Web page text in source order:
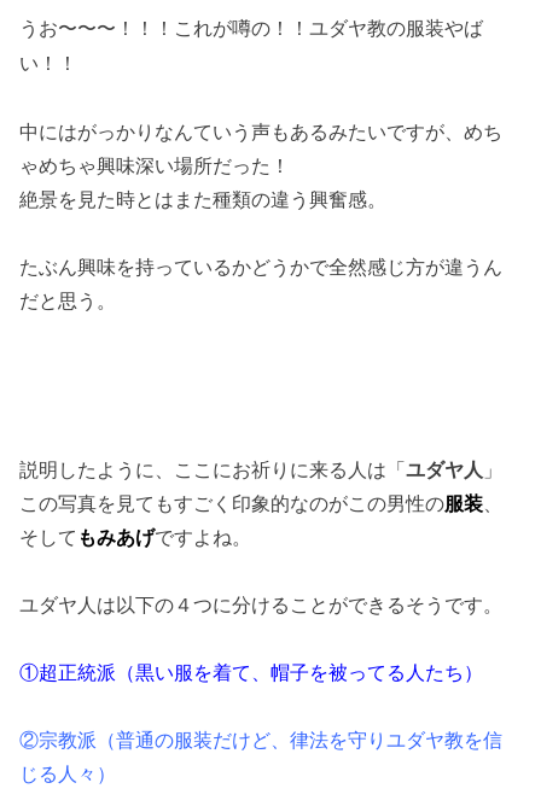
うお〜〜〜！！！これが噂の！！ユダヤ教の服装やば
い！！
中にはがっかりなんていう声もあるみたいですが、めち
ゃめちゃ興味深い場所だった！
絶景を見た時とはまた種類の違う興奮感。
たぶん興味を持っているかどうかで全然感じ方が違うん
だと思う。
説明したように、ここにお祈りに来る人は「ユダヤ人 」
この写真を見てもすごく印象的なのがこの男性の服装
そして もみあげですよね。
ユダヤ人は以下の４つに分けることができるそうです。
①超正統派（黒い服を着て、帽子を被ってる人たち）
②宗教派（普通の服装だけど、律法を守りユダヤ教を信
じる人々）